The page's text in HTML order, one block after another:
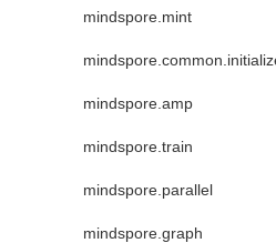
mindspore.mint
mindspore.amp
mindspore.train
mindspore.parallel
mindspore.graph